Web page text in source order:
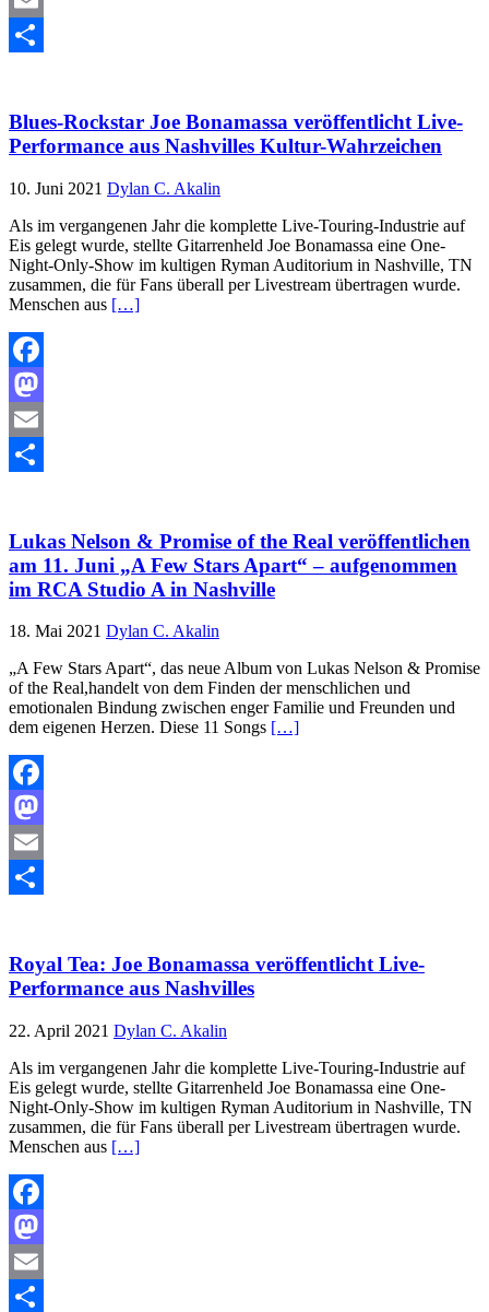
Email
Blues-Rockstar Joe Bonamassa veröffentlicht Live-
Performance aus Nashvilles Kultur-Wahrzeichen
10. Juni 2021 Dylan C. Akalin
Als im vergangenen Jahr die komplette Live-Touring-Industrie auf
Eis gelegt wurde, stellte Gitarrenheld Joe Bonamassa eine One-
Night-Only-Show im kultigen Ryman Auditorium in Nashville, TN
zusammen, die für Fans überall per Livestream übertragen wurde.
Menschen aus […]
Facebook
Mastodon
Email
Lukas Nelson & Promise of the Real veröffentlichen
am 11. Juni „A Few Stars Apart“ – aufgenommen
im RCA Studio A in Nashville
18. Mai 2021 Dylan C. Akalin
„A Few Stars Apart“, das neue Album von Lukas Nelson & Promise
of the Real,handelt von dem Finden der menschlichen und
emotionalen Bindung zwischen enger Familie und Freunden und
dem eigenen Herzen. Diese 11 Songs […]
Facebook
Mastodon
Email
Royal Tea: Joe Bonamassa veröffentlicht Live-
Performance aus Nashvilles
22. April 2021 Dylan C. Akalin
Als im vergangenen Jahr die komplette Live-Touring-Industrie auf
Eis gelegt wurde, stellte Gitarrenheld Joe Bonamassa eine One-
Night-Only-Show im kultigen Ryman Auditorium in Nashville, TN
zusammen, die für Fans überall per Livestream übertragen wurde.
Menschen aus […]
Facebook
Mastodon
Email